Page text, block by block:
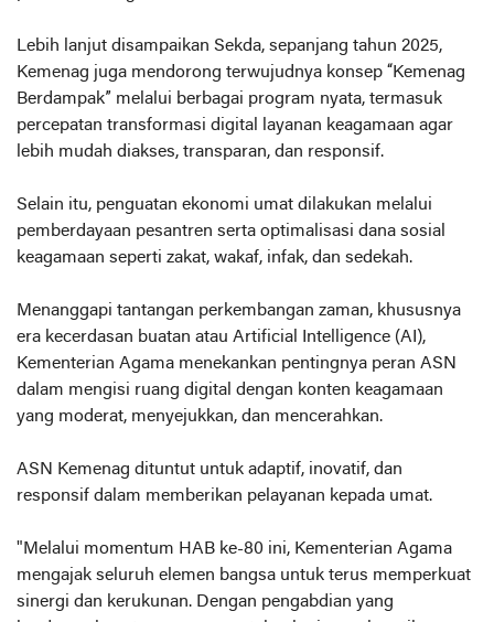
Lebih lanjut disampaikan Sekda, sepanjang tahun 2025,
Kemenag juga mendorong terwujudnya konsep “Kemenag
Berdampak” melalui berbagai program nyata, termasuk
percepatan transformasi digital layanan keagamaan agar
lebih mudah diakses, transparan, dan responsif.
Selain itu, penguatan ekonomi umat dilakukan melalui
pemberdayaan pesantren serta optimalisasi dana sosial
keagamaan seperti zakat, wakaf, infak, dan sedekah.
Menanggapi tantangan perkembangan zaman, khususnya
era kecerdasan buatan atau Artificial Intelligence (AI),
Kementerian Agama menekankan pentingnya peran ASN
dalam mengisi ruang digital dengan konten keagamaan
yang moderat, menyejukkan, dan mencerahkan.
ASN Kemenag dituntut untuk adaptif, inovatif, dan
responsif dalam memberikan pelayanan kepada umat.
"Melalui momentum HAB ke-80 ini, Kementerian Agama
mengajak seluruh elemen bangsa untuk terus memperkuat
sinergi dan kerukunan. Dengan pengabdian yang